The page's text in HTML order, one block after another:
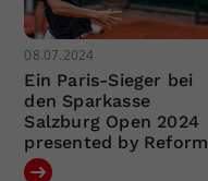
08.07.2024
Ein Paris-Sieger bei
den Sparkasse
Salzburg Open 2024
presented by Reform